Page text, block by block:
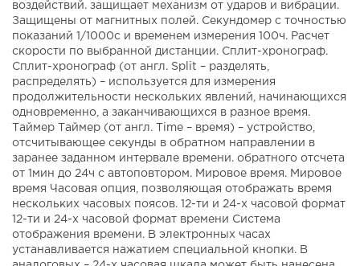
воздействий. защищает механизм от ударов и вибрации.
Защищены от магнитных полей. Секундомер с точностью
показаний 1/1000с и временем измерения 100ч. Расчет
скорости по выбранной дистанции. Сплит-хронограф.
Сплит-хронограф (от англ. Split – разделять,
распределять) – используется для измерения
продолжительности нескольких явлений, начинающихся
одновременно, а заканчивающихся в разное время.
Таймер Таймер (от англ. Time – время) – устройство,
отсчитывающее секунды в обратном направлении в
заранее заданном интервале времени. обратного отсчета
от 1мин до 24ч с автоповтором. Мировое время. Мировое
время Часовая опция, позволяющая отображать время
нескольких часовых поясов. 12-ти и 24-х часовой формат
12-ти и 24-х часовой формат времени Система
отображения времени. В электронных часах
устанавливается нажатием специальной кнопки. В